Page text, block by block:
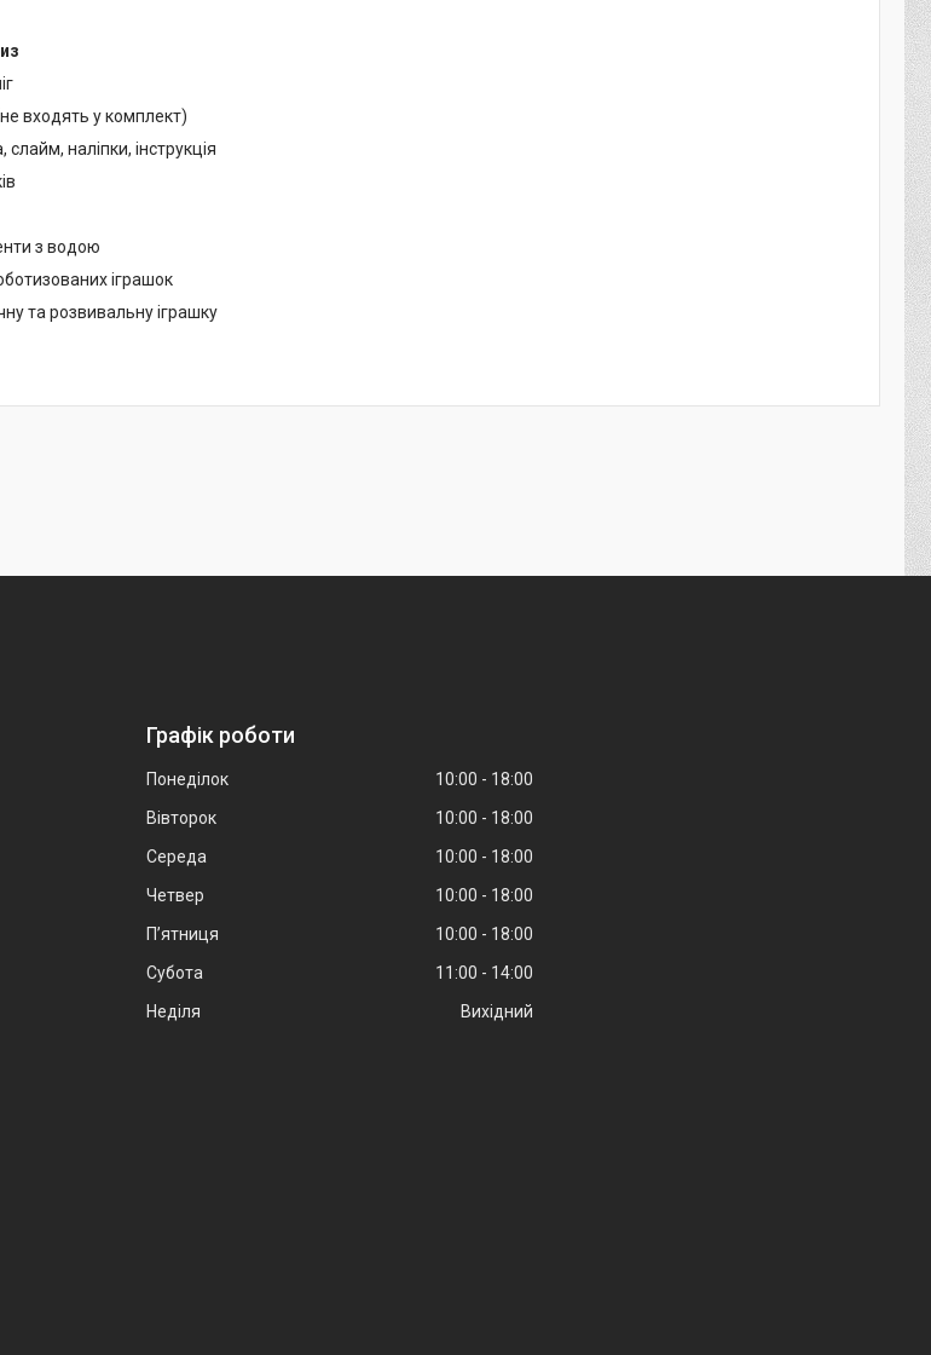
входять у комплект)
наліпки, інструкція
з водою
іграшок
та розвивальну іграшку
Графік роботи
Понеділок 10:00
18:00
Вівторок
10:00
18:00
Середа
10:00
18:00
Четвер
10:00
18:00
Пʼятниця
10:00
18:00
Субота
11:00
14:00
Неділя
Вихідний